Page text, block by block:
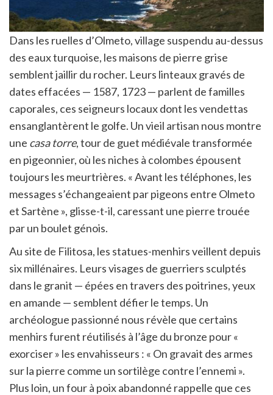
Dans les ruelles d’Olmeto, village suspendu au-dessus
des eaux turquoise, les maisons de pierre grise
semblent jaillir du rocher. Leurs linteaux gravés de
dates effacées — 1587, 1723 — parlent de familles
caporales, ces seigneurs locaux dont les vendettas
ensanglantèrent le golfe. Un vieil artisan nous montre
une casa torre, tour de guet médiévale transformée
en pigeonnier, où les niches à colombes épousent
toujours les meurtrières. « Avant les téléphones, les
messages s’échangeaient par pigeons entre Olmeto
et Sartène », glisse-t-il, caressant une pierre trouée
par un boulet génois.
Au site de Filitosa, les statues-menhirs veillent depuis
six millénaires. Leurs visages de guerriers sculptés
dans le granit — épées en travers des poitrines, yeux
en amande — semblent défier le temps. Un
archéologue passionné nous révèle que certains
menhirs furent réutilisés à l’âge du bronze pour «
exorciser » les envahisseurs : « On gravait des armes
sur la pierre comme un sortilège contre l’ennemi ».
Plus loin, un four à poix abandonné rappelle que ces